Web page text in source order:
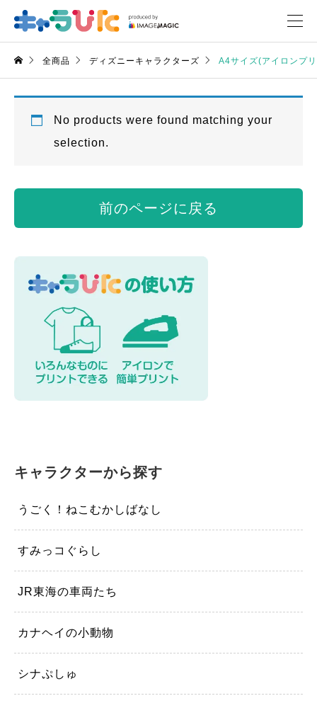
全商品 ディズニーキャラクターズ A4サイズ(アイロンプ
No products were found matching your
selection.
前のページに戻る
キャラクターから探す
うごく！ねこむかしばなし
すみっコぐらし
JR東海の車両たち
カナヘイの小動物
シナぷしゅ